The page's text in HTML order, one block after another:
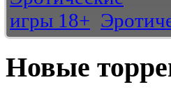
Новые